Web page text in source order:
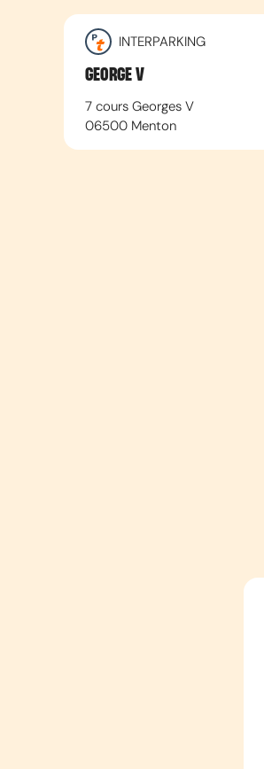
INTERPARKING
GEORGE V
7 cours Georges V
06500 Menton